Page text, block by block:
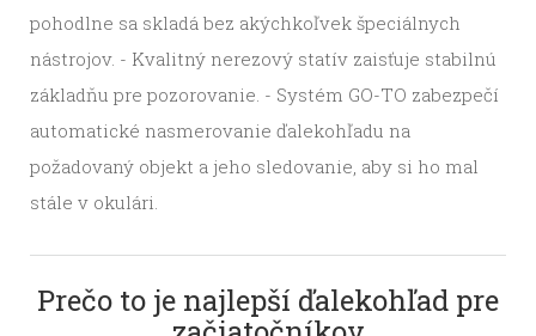
pohodlne sa skladá bez akýchkoľvek špeciálnych
nástrojov. - Kvalitný nerezový statív zaisťuje stabilnú
základňu pre pozorovanie. - Systém GO-TO zabezpečí
automatické nasmerovanie ďalekohľadu na
požadovaný objekt a jeho sledovanie, aby si ho mal
stále v okulári.
Prečo to je najlepší ďalekohľad pre